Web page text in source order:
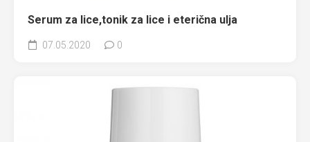
Serum za lice,tonik za lice i eterična ulja
07.05.2020 0